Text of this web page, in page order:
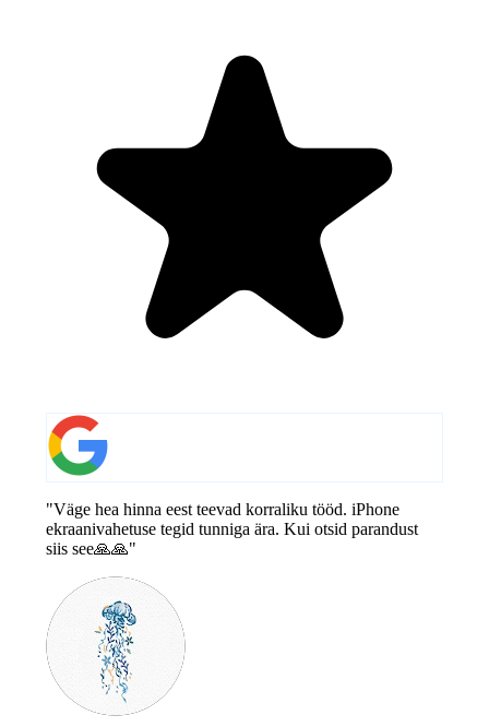
"Väge hea hinna eest teevad korraliku tööd. iPhone
ekraanivahetuse tegid tunniga ära. Kui otsid parandust
siis see🙏🙏"